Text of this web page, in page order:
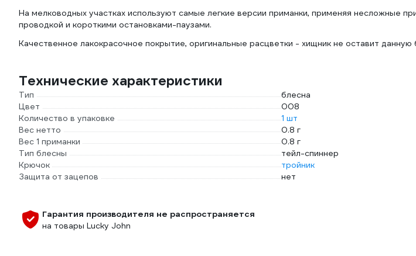
На мелководных участках используют самые легкие версии приманки, применяя несложные
проводкой и короткими остановками-паузами.
Качественное лакокрасочное покрытие, оригинальные расцветки - хищник не оставит данную
Технические характеристики
Тип
блесна
Цвет
008
Количество в упаковке
1 шт
Вес нетто
0.8 г
Вес 1 приманки
0.8 г
Тип блесны
тейл-спиннер
Крючок
тройник
Защита от зацепов
нет
Гарантия производителя не распространяется
на товары Lucky John